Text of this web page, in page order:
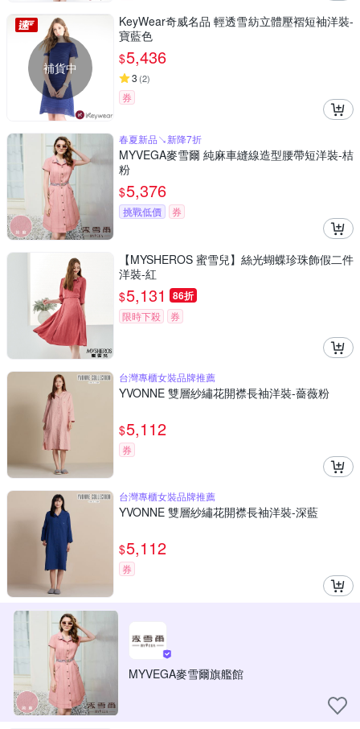
補貨中
KeyWear奇威名品 輕透雪紡立體壓褶短袖洋裝-
寶藍色
$5,436
3 (2)
券
春夏新品↘新降7折
MYVEGA麥雪爾 純麻車縫線造型腰帶短洋裝-桔
粉
$5,376
挑戰低價 券
【MYSHEROS 蜜雪兒】絲光蝴蝶珍珠飾假二件
洋裝-紅
$5,131 86折
限時下殺 券
台灣專櫃女裝品牌推薦
YVONNE 雙層紗繡花開襟長袖洋裝-薔薇粉
$5,112
券
台灣專櫃女裝品牌推薦
YVONNE 雙層紗繡花開襟長袖洋裝-深藍
$5,112
券
MYVEGA麥雪爾旗艦館